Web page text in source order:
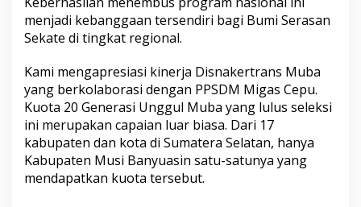
l
a
t
h
a
n
M
i
g
a
s
menjadi kebanggaan tersendiri bagi Bumi Serasan
Sekate di tingkat regional.
Kami mengapresiasi kinerja Disnakertrans Muba
yang berkolaborasi dengan PPSDM Migas Cepu.
Kuota 20 Generasi Unggul Muba yang lulus seleksi
ini merupakan capaian luar biasa. Dari 17
kabupaten dan kota di Sumatera Selatan, hanya
Kabupaten Musi Banyuasin satu-satunya yang
mendapatkan kuota tersebut.